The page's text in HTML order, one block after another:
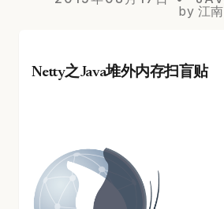
by 江
Netty之Java堆外内存扫盲贴